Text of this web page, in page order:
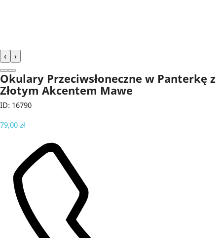
‹ ›
Okulary Przeciwsłoneczne w Panterkę z
Złotym Akcentem Mawe
ID: 16790
79,00 zł